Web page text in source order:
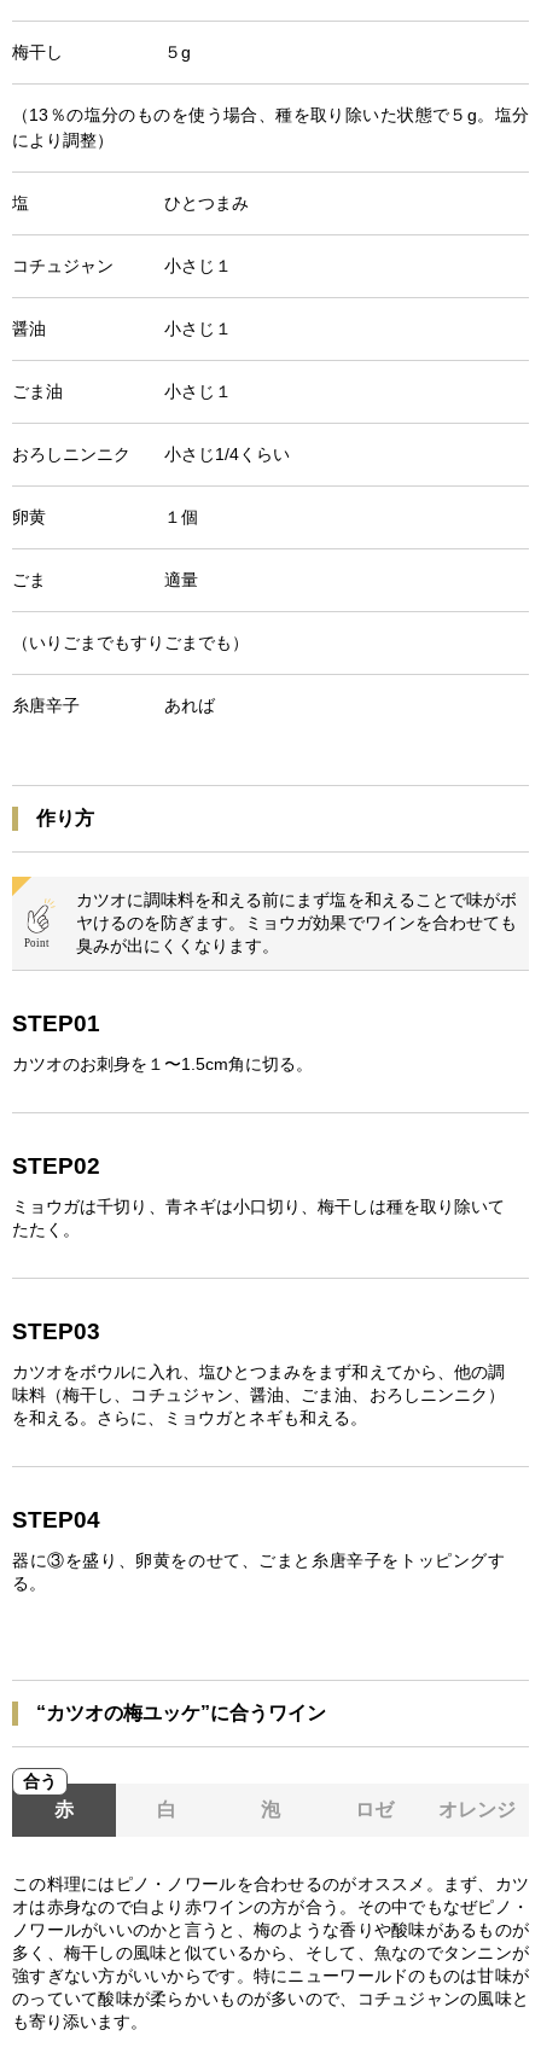
梅干し ５g
（13％の塩分のものを使う場合、種を取り除いた状態で５g。塩分
により調整）
塩 ひとつまみ
コチュジャン 小さじ１
醤油 小さじ１
ごま油 小さじ１
おろしニンニク 小さじ1/4くらい
卵黄 １個
ごま 適量
（いりごまでもすりごまでも）
糸唐辛子 あれば
作り方
カツオに調味料を和える前にまず塩を和えることで味がボ
ヤけるのを防ぎます。ミョウガ効果でワインを合わせても
臭みが出にくくなります。
STEP01
カツオのお刺身を１〜1.5cm角に切る。
STEP02
ミョウガは千切り、青ネギは小口切り、梅干しは種を取り除いて
たたく。
STEP03
カツオをボウルに入れ、塩ひとつまみをまず和えてから、他の調
味料（梅干し、コチュジャン、醤油、ごま油、おろしニンニク）
を和える。さらに、ミョウガとネギも和える。
STEP04
器に③を盛り、卵黄をのせて、ごまと糸唐辛子をトッピングす
る。
“カツオの梅ユッケ”に合うワイン
合う
赤 白 泡 ロゼ オレンジ
この料理にはピノ・ノワールを合わせるのがオススメ。まず、カツ
オは赤身なので白より赤ワインの方が合う。その中でもなぜピノ・
ノワールがいいのかと言うと、梅のような香りや酸味があるものが
多く、梅干しの風味と似ているから、そして、魚なのでタンニンが
強すぎない方がいいからです。特にニューワールドのものは甘味が
のっていて酸味が柔らかいものが多いので、コチュジャンの風味と
も寄り添います。